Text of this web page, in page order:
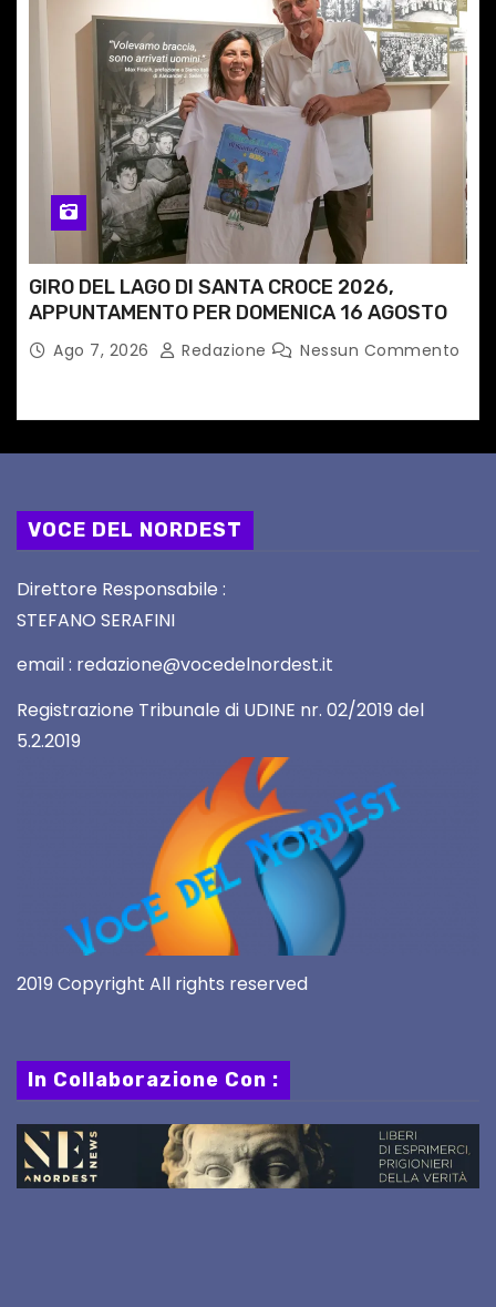
GIRO DEL LAGO DI SANTA CROCE 2026,
APPUNTAMENTO PER DOMENICA 16 AGOSTO
Ago 7, 2026 Redazione Nessun Commento
VOCE DEL NORDEST
Direttore Responsabile :
STEFANO SERAFINI
email : redazione@vocedelnordest.it
Registrazione Tribunale di UDINE nr. 02/2019 del
5.2.2019
2019 Copyright All rights reserved
In Collaborazione Con :